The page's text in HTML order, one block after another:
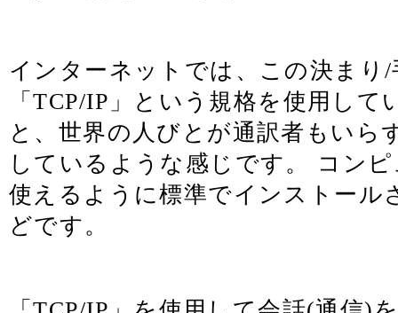
インターネットでは、この決まり
「TCP/IP」という規格を使用し
と、世界の人びとが通訳者もいら
しているような感じです。 コン
使えるように標準でインストール
どです。